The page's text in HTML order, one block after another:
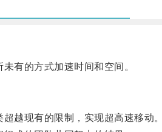
有的方式加速时间和空间。
越现有的限制，实现超高速移动。